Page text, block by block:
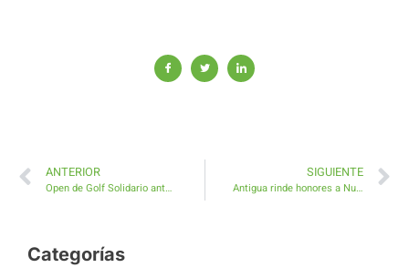
ANTERIOR
Open de Golf Solidario ante la Esclerosis Múltiple
SIGUIENTE
Antigua rinde honores a Nuestra Señora de La Peña con carreta, rondalla y flores
Categorías